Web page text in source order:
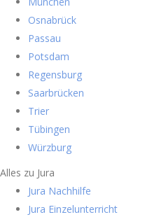
Osnabrück
Passau
Potsdam
Regensburg
Saarbrücken
Trier
Tübingen
Würzburg
Alles zu Jura
Jura Nachhilfe
Jura Einzelunterricht